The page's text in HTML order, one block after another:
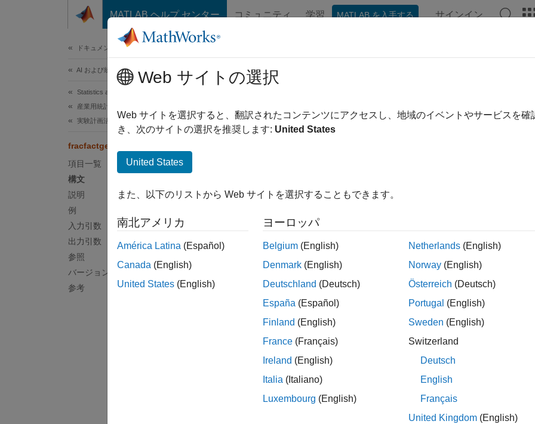
コンテンツへスキップ
MATLAB ヘルプ センター コミュニティ 学習 MATLAB を入手する サインイン
ドキュメンテーションのホーム
AI および統計
Statistics and Machine Learning Toolbox
産業用統計
実験計画法 (DOE)
fracfactgen
項目一覧
構文
説明
例
入力引数
出力引数
参照
バージョン履歴
参考
fracfactgen
2 水準一部実施要因計画の発生器
generators = fracfactgen(terms,logMaxNumRuns)
generators =
説明
generators = fracfactgen( termsで指定された線形モデル
因計画の発生器を含む cell 配列を返します。generatorsをfracfact
generators= fracfactgen( logMaxNumRuns)は、可能であれば実行
logMaxNumRunsが[]の場合、 fracfactgenは可能な限り最小の計画
= fracfactgen(
します。指定された分解能の計画が見つからない場合、
ーションには十分な計画を見つけようとします。
Web サイトの選択
Web サイトを選択すると、翻訳されたコンテンツにアクセスし、地域のイベントやサービスを
き、次のサイトの選択を推奨します: United States
United States
また、以下のリストから Web サイトを選択することもできます。
南北アメリカ
América Latina (Español)
Canada (English)
United States (English)
ヨーロッパ
Belgium (English)
Denmark (English)
Deutschland (Deutsch)
España (Español)
Finland (English)
France (Français)
Ireland (English)
Italia (Italiano)
Luxembourg (English)
Netherlands (English)
Norway (English)
Österreich (Deutsch)
Portugal (English)
Sweden (English)
Switzerland
Deutsch
English
Français
United Kingdom (English)